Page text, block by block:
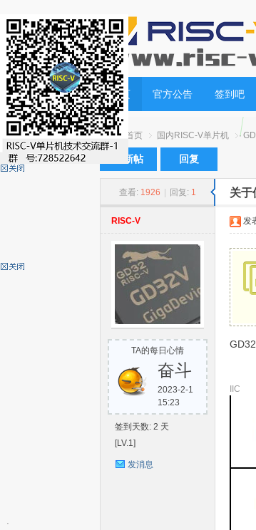
首页 官方公告 签到吧
首页
›
国内RISC-V单片机
›
发新帖 回复
查看: 1926 回复: 1 关于
RISC-V
TA的每日心情
奋斗
2023-2-1
15:23
签到天数: 2 天
[LV.1]
发消息
发
IIC